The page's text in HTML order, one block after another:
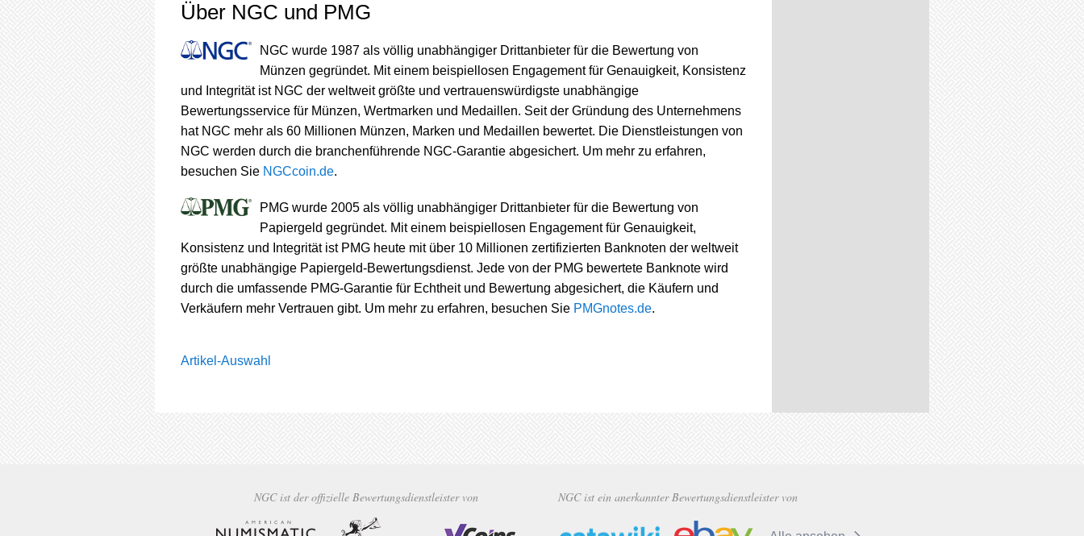
Über NGC und PMG
NGC wurde 1987 als völlig unabhängiger Drittanbieter für die Bewertung von
Münzen gegründet. Mit einem beispiellosen Engagement für Genauigkeit, Konsistenz
und Integrität ist NGC der weltweit größte und vertrauenswürdigste unabhängige
Bewertungsservice für Münzen, Wertmarken und Medaillen. Seit der Gründung des Unternehmens
hat NGC mehr als 60 Millionen Münzen, Marken und Medaillen bewertet. Die Dienstleistungen von
NGC werden durch die branchenführende NGC-Garantie abgesichert. Um mehr zu erfahren,
besuchen Sie NGCcoin.de.
PMG wurde 2005 als völlig unabhängiger Drittanbieter für die Bewertung von
Papiergeld gegründet. Mit einem beispiellosen Engagement für Genauigkeit,
Konsistenz und Integrität ist PMG heute mit über 10 Millionen zertifizierten Banknoten der weltweit
größte unabhängige Papiergeld-Bewertungsdienst. Jede von der PMG bewertete Banknote wird
durch die umfassende PMG-Garantie für Echtheit und Bewertung abgesichert, die Käufern und
Verkäufern mehr Vertrauen gibt. Um mehr zu erfahren, besuchen Sie PMGnotes.de.
Artikel-Auswahl
NGC ist der offizielle Bewertungsdienstleister von NGC ist ein anerkannter Bewertungsdienstleister von